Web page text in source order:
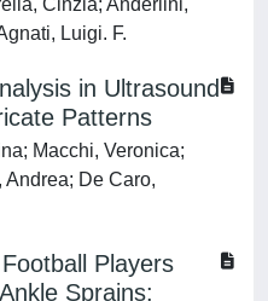
Cinzia; Anderlini,
Luigi. F.
in Ultrasound
Patterns
Macchi, Veronica;
De Caro,
Players
Sprains: